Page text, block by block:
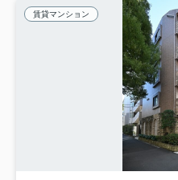
賃貸マンション